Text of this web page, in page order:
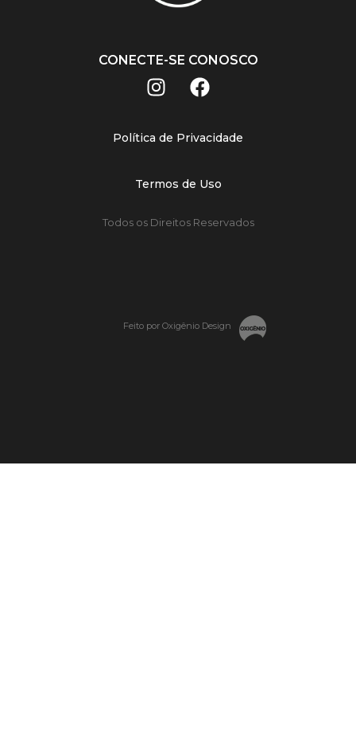
CONECTE-SE CONOSCO
Política de Privacidade
Termos de Uso
Todos os Direitos Reservados
Feito por Oxigênio Design